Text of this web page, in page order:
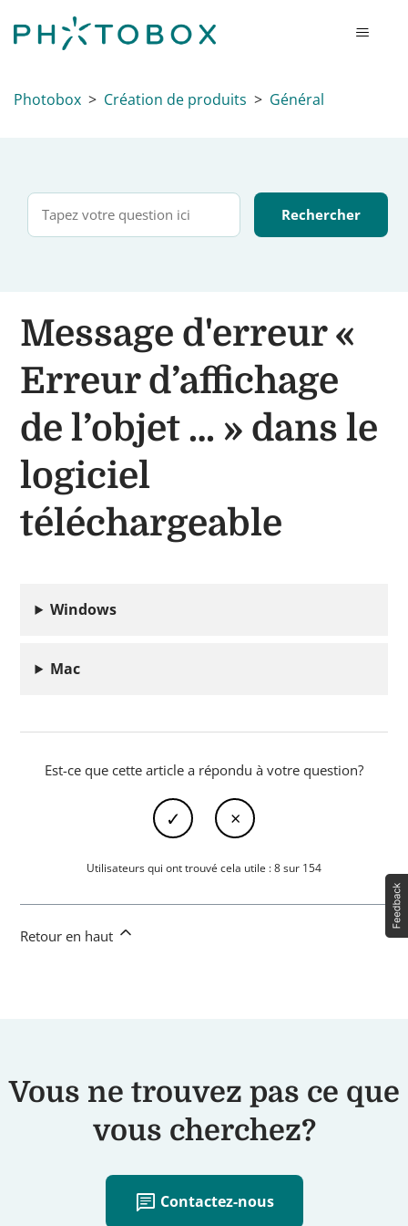
Photobox Création de produits Général
Message d'erreur «
Erreur d’affichage
de l’objet … » dans le
logiciel
téléchargeable
Windows
Mac
Est-ce que cette article a répondu à votre question?
Utilisateurs qui ont trouvé cela utile : 8 sur 154
Retour en haut
Vous ne trouvez pas ce que
vous cherchez?
chat Contactez-nous